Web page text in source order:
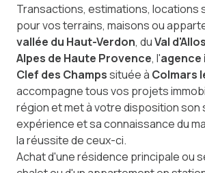
Transactions, estimations, locations
pour vos terrains, maisons ou
vallée du Haut-Verdon, duVal d'Allos
Alpes de Haute Provence, l'agence
Clef des Champssituée à Colmars
accompagne tous vos projets
région et met à votre disposition son
expérience et sa connaissance du
la réussite de ceux-ci.
Achat d'une résidence principale ou